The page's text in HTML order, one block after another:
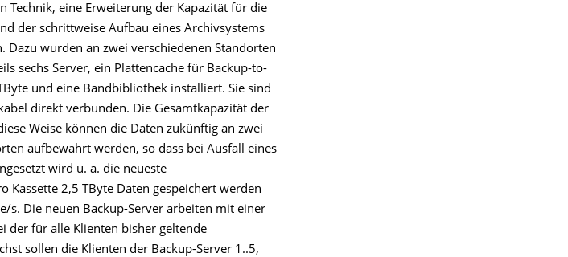
eine Erweiterung der Kapazität für die
der schrittweise Aufbau eines Archivsystems
Dazu wurden an zwei verschiedenen Standorten
sechs Server, ein Plattencache für Backup-to-
und eine Bandbibliothek installiert. Sie sind
direkt verbunden. Die Gesamtkapazität der
Weise können die Daten zukünftig an zwei
aufbewahrt werden, so dass bei Ausfall eines
wird u. a. die neueste
Kassette 2,5 TByte Daten gespeichert werden
s. Die neuen Backup-Server arbeiten mit einer
der für alle Klienten bisher geltende
sollen die Klienten der Backup-Server 1..5,